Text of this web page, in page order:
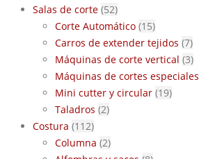
Salas de corte (52)
Corte Automático (15)
Carros de extender tejidos (7)
Máquinas de corte vertical (3)
Máquinas de cortes especiales
Mini cutter y circular (19)
Taladros (2)
Costura (112)
Columna (2)